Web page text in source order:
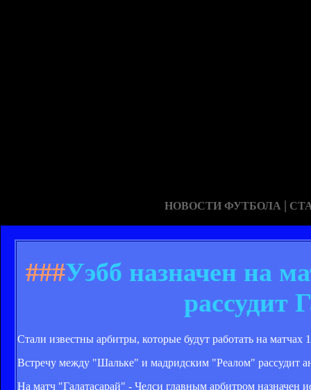
НОВОСТИ ФУТБОЛА |
###Уэбб назначен на
рассудит
Стали известны арбитры, которые будут работать на
Встречу между "Шальке" и мадридским "Реалом" рассудит
На матч "Галатасарай" - Челси главным арбитром назначен